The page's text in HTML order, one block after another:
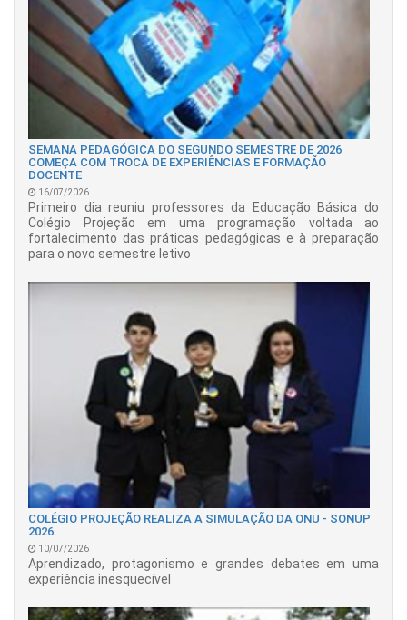
SEMANA PEDAGÓGICA DO SEGUNDO SEMESTRE DE 2026
COMEÇA COM TROCA DE EXPERIÊNCIAS E FORMAÇÃO
DOCENTE
16/07/2026
Primeiro dia reuniu professores da Educação Básica do
Colégio Projeção em uma programação voltada ao
fortalecimento das práticas pedagógicas e à preparação
para o novo semestre letivo
COLÉGIO PROJEÇÃO REALIZA A SIMULAÇÃO DA ONU - SONUP
2026
10/07/2026
Aprendizado, protagonismo e grandes debates em uma
experiência inesquecível